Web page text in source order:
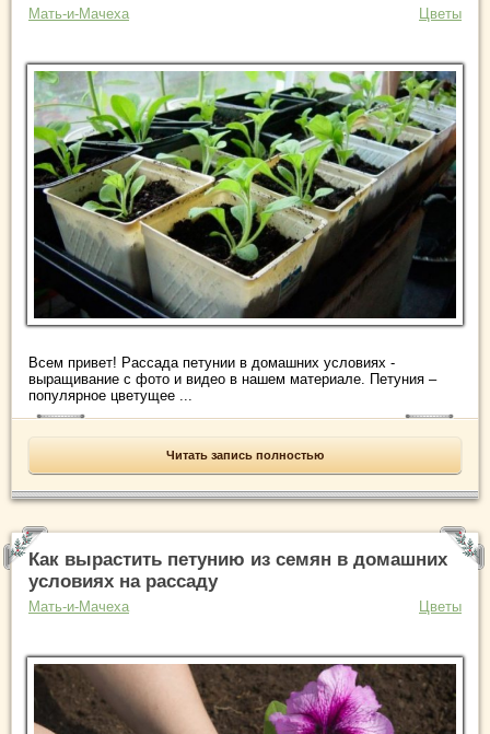
Мать-и-Мачеха Цветы
Всем привет! Рассада петунии в домашних условиях -
выращивание с фото и видео в нашем материале. Петуния –
популярное цветущее ...
Читать запись полностью
Как вырастить петунию из семян в домашних
условиях на рассаду
Мать-и-Мачеха Цветы